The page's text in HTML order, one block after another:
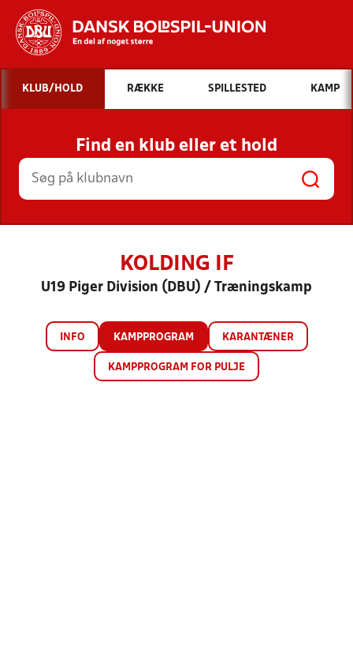
Hvad vil du søge efter?
INDHOLD OG NYHEDER
STILLINGER, RESULTATER, KLUBBER OG
HOLD
KLUB/HOLD RÆKKE SPILLESTED KAMP
Find en klub eller et hold
KOLDING IF
U19 Piger Division (DBU) / Træningskamp
INFO KAMPPROGRAM KARANTÆNER
KAMPPROGRAM FOR PULJE